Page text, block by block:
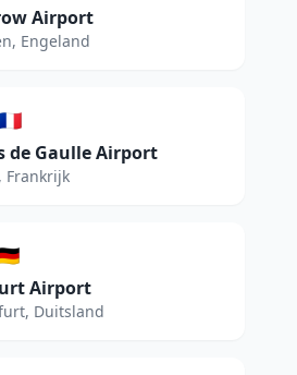
Airport
, Engeland
de Gaulle Airport
, Frankrijk
Airport
, Duitsland